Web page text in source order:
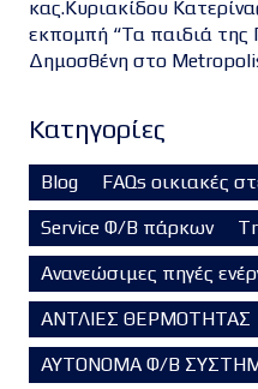
κας.Κυριακίδου
εκπομπή “Τα παιδιά της
Δημοσθένη στο
Kατηγορίες
Blog FAQs οικιακές
Service Φ/Β πάρκων
Ανανεώσιμες πηγές
ΑΝΤΛΙΕΣ ΘΕΡΜΟΤΗΤΑΣ
ΑΥΤΟΝΟΜΑ Φ/Β